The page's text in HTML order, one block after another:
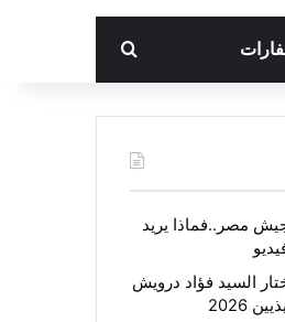
بحث عن
مصر..فماذا يريد
السيد فؤاد درويش
2026